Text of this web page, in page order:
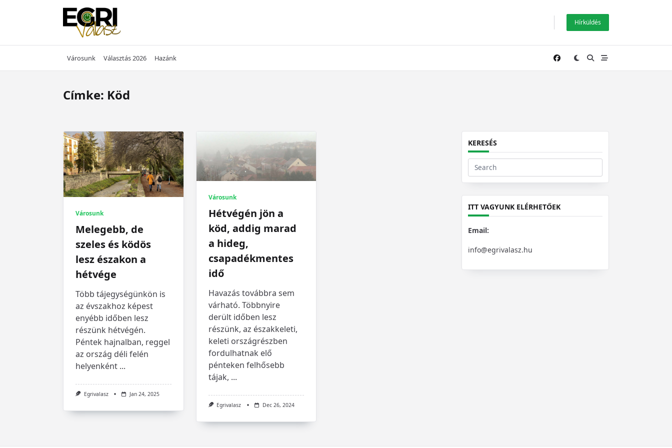
Hírküldés
Városunk Választás 2026 Hazánk
Címke: Köd
Városunk
Melegebb, de
szeles és ködös
lesz északon a
hétvége
Több tájegységünkön is
az évszakhoz képest
enyébb időben lesz
részünk hétvégén.
Péntek hajnalban, reggel
az ország déli felén
helyenként ...
Egrivalasz Jan 24, 2025
Városunk
Hétvégén jön a
köd, addig marad
a hideg,
csapadékmentes
idő
Havazás továbbra sem
várható. Többnyire
derült időben lesz
részünk, az északkeleti,
keleti országrészben
fordulhatnak elő
pénteken felhősebb
tájak, ...
Egrivalasz Dec 26, 2024
KERESÉS
Search
for:
ITT VAGYUNK ELÉRHETŐEK
Email:
info@egrivalasz.hu